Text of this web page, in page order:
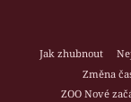
Jak zhubnout
Změna
ZOO Nové